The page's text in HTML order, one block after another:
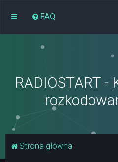
FAQ
RADIOSTART -
Strona główna